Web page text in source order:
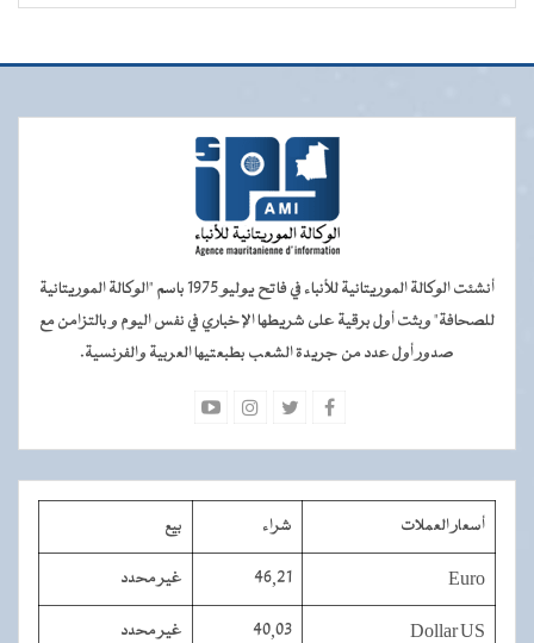
أنشئت الوكالة الموريتانية للأنباء في فاتح يوليو 1975 باسم "الوكالة الموريتانية
للصحافة" وبثت أول برقية على شريطها الإخباري في نفس اليوم و بالتزامن مع
صدور أول عدد من جريدة الشعب بطبعتيها العربية والفرنسية.
أسعار العملات شراء بيع
Euro
46,21 غير محدد
Dollar US
40,03 غير محدد